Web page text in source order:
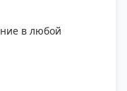
в любой